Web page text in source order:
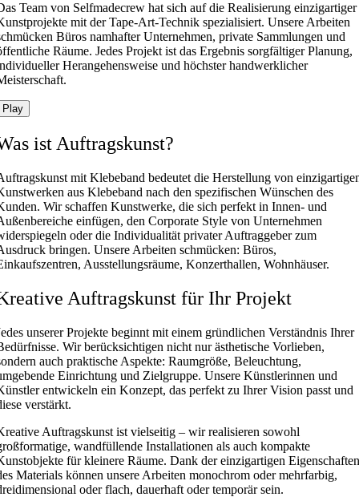
Team von Selfmadecrew hat sich auf die Realisierung einzigartiger
mit der Tape-Art-Technik spezialisiert. Unsere Arbeiten
Büros namhafter Unternehmen, private Sammlungen und
Räume. Jedes Projekt ist das Ergebnis sorgfältiger Planung,
Herangehensweise und höchster handwerklicher
Play
ist Auftragskunst?
mit Klebeband bedeutet die Herstellung von
aus Klebeband nach den spezifischen Wünschen des
Wir schaffen Kunstwerke, die sich perfekt in Innen- und
einfügen, den Corporate Style von Unternehmen
oder die Individualität privater Auftraggeber zum
bringen. Unsere Arbeiten schmücken: Büros,
Ausstellungsräume, Konzerthallen, Wohnhäuser.
Auftragskunst für Ihr Projekt
unserer Projekte beginnt mit einem gründlichen Verständnis Ihrer
Wir berücksichtigen nicht nur ästhetische Vorlieben,
auch praktische Aspekte: Raumgröße, Beleuchtung,
Einrichtung und Zielgruppe. Unsere Künstlerinnen und
entwickeln ein Konzept, das perfekt zu Ihrer Vision passt und
verstärkt.
Auftragskunst ist vielseitig – wir realisieren sowohl
wandfüllende Installationen als auch kompakte
für kleinere Räume. Dank der einzigartigen
Materials können unsere Arbeiten monochrom oder mehrfarbig,
oder flach, dauerhaft oder temporär sein.